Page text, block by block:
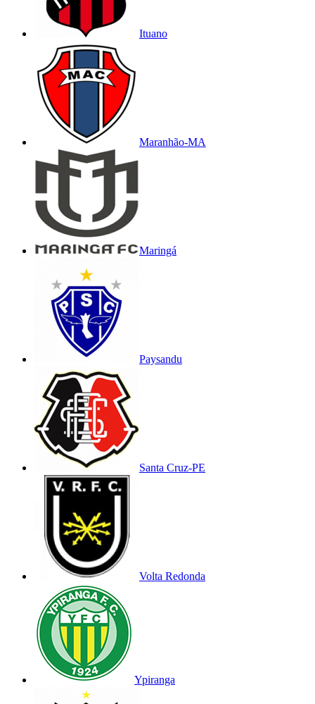
Ituano
Maranhão-MA
Maringá
Paysandu
Santa Cruz-PE
Volta Redonda
Ypiranga